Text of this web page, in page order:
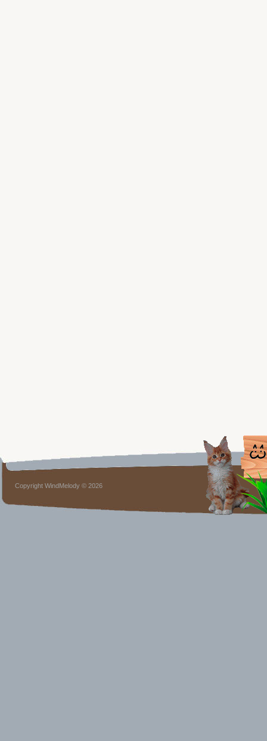
Copyright WindMelody © 2026